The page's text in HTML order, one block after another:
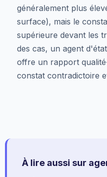
généralement plus
surface), mais le
supérieure devant les
des cas, un agent
offre un rapport
constat contradictoire
À lire aussi sur